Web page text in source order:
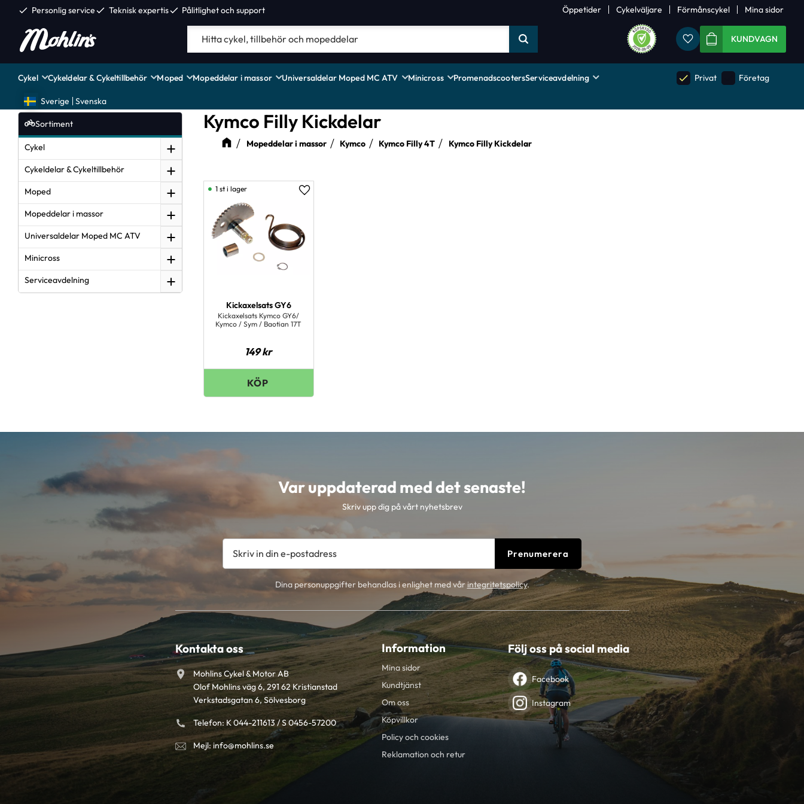
check Personlig servicecheck Teknisk expertischeck Pålitlighet och support Öppetider Cykelväljare Förmånscykel Mina sidor
FavoriterKUNDVAGN
Cykel Cykeldelar & Cykeltillbehör Moped Mopeddelar i massor Universaldelar Moped MC ATV Minicross PromenadscootersServiceavdelning done Privat Företag
Sverige Svenska
Kymco Filly Kickdelar
Mopeddelar i massor Kymco Kymco Filly 4T Kymco Filly Kickdelar
Kickaxelsats GY6
Kickaxelsats Kymco GY6/
Kymco / Sym / Baotian 17T
149kr
Lägg till i favoriter
1 st i lager
Sortiment
Cykel
Cykeldelar & Cykeltillbehör
Moped
Mopeddelar i massor
Universaldelar Moped MC ATV
Minicross
Serviceavdelning
Var uppdaterad med det senaste!
Skriv upp dig på vårt nyhetsbrev
Prenumerera
Dina personuppgifter behandlas i enlighet med vårintegritetspolicy.
Kontakta oss
Mohlins Cykel & Motor AB
Olof Mohlins väg 6, 291 62 Kristianstad
Verkstadsgatan 6, Sölvesborg
Telefon: K 044-211613 / S 0456-57200
Mejl: info@mohlins.se
Information
Mina sidor
Kundtjänst
Om oss
Köpvillkor
Policy och cookies
Reklamation och retur
Följ oss på social media
Facebook
Instagram